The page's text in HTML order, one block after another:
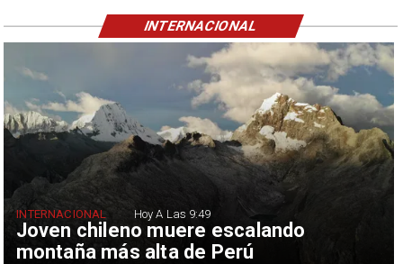
Joven chileno muere escalando
montaña más alta de Perú
INTERNACIONAL Hoy A Las 9:49
INTERNACIONAL